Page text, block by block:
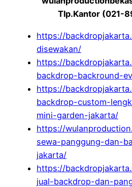
Tlp.Kantor (021-
https://
disewakan/
https://
backdrop-backround-
https://
backdrop-custom-
mini-garden-jakarta/
https://
sewa-panggung-dan-
jakarta/
https://
jual-backdrop-dan-